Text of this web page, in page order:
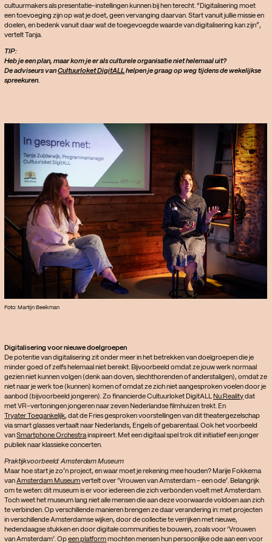
cultuurmakers als presentatie-instellingen kunnen bij hen terecht. “Digitalisering moet
een toevoeging zijn op wat je doet, geen vervanging daarvan. Start vanuit jullie missie en
doelen, en bedenk vanuit daar wat de toegevoegde waarde van digitalisering kan zijn”,
vertelt Tanja.
TIP:
Heb je een plan, maar kom je er als culturele organisatie niet helemaal uit?
De adviseurs vanCultuurloket DigitALL helpen je graag op weg tijdens de wekelijkse
spreekuren.
Foto: Martijn Beekman
Digitalisering voor nieuwe doelgroepen
De potentie van digitalisering zit onder meer in het betrekken van doelgroepen die je
minder goed of zelfs helemaal niet bereikt. Bijvoorbeeld omdat ze jouw werk normaal
gezien niet kunnen volgen (denk aan doven, slechthorenden of anderstaligen), omdat ze
niet naar je werk toe (kunnen) komen of omdat ze zich niet aangesproken voelen door je
aanbod (bijvoorbeeld jongeren). Zo financierde Cultuurloket DigitALL
Nu:Reality dat
met VR-vertoningen jongeren naar zeven Nederlandse filmhuizen trekt. En
Tryater Toegankelijk, dat de Fries gesproken voorstellingen van dit theatergezelschap
via smart glasses vertaalt naar Nederlands, Engels of gebarentaal. Ook het voorbeeld
vanSmartphone Orchestra inspireert. Met een digitaal spel trok dit initiatief een jonger
publiek naar klassieke concerten.
Praktijkvoorbeeld: Amsterdam Museum
Maar hoe start je zo’n project, en waar moet je rekening mee houden? Marije Fokkema
vanAmsterdam Museum vertelt over ‘Vrouwen van Amsterdam - een ode’. Belangrijk
om te weten: dit museum is er voor iedereen die zich verbonden voelt met Amsterdam.
Toch weet het museum lang niet alle mensen die aan deze voorwaarde voldoen aan zich
te verbinden. Op verschillende manieren brengen ze daar verandering in: met projecten
in verschillende Amsterdamse wijken, door de collectie te verrijken met nieuwe,
hedendaagse stukken en door digitale communities te bouwen, zoals voor ‘Vrouwen
van Amsterdam’. Opeen platform mochten mensen hun persoonlijke ode aan een voor